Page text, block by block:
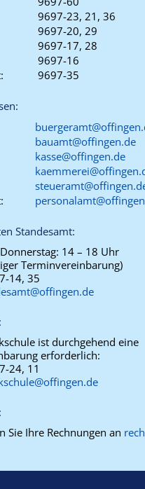
9697-23, 21, 36
9697-20, 29
9697-17, 28
9697-16
9697-35
bauamt@offingen.de
kasse@offingen.de
Standesamt:
14 – 18 Uhr
Terminvereinbarung)
14, 35
ist durchgehend eine
erforderlich:
24, 11
Sie Ihre Rechnungen an